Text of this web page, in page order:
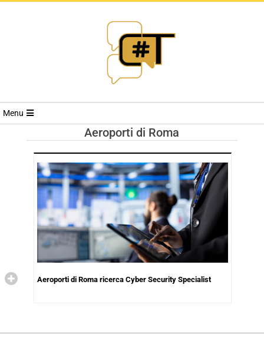
RIVISTA
TRENDS
Menu
Aeroporti di Roma
Aeroporti di Roma ricerca Cyber Security Specialist